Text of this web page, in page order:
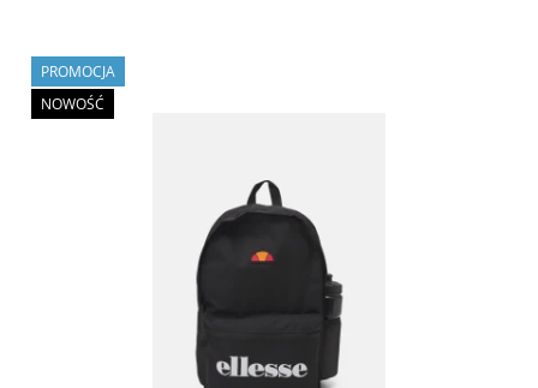
PROMOCJA
NOWOŚĆ